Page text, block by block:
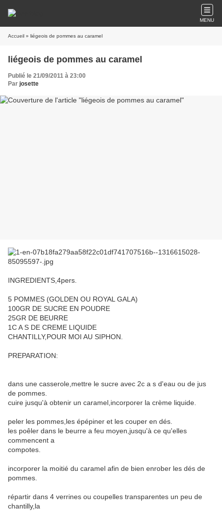
MENU
Accueil » liégeois de pommes au caramel
liégeois de pommes au caramel
Publié le 21/09/2011 à 23:00
Par josette
INGREDIENTS,4pers.
5 POMMES (GOLDEN OU ROYAL GALA)
100GR DE SUCRE EN POUDRE
25GR DE BEURRE
1C A S DE CREME LIQUIDE
CHANTILLY,POUR MOI AU SIPHON.
PREPARATION:
dans une casserole,mettre le sucre avec 2c a s d'eau ou de jus
de pommes.
cuire jusqu'à obtenir un caramel,incorporer la crème liquide.
peler les pommes,les épépiner et les couper en dés.
les poêler dans le beurre a feu moyen,jusqu'à ce qu'elles
commencent a
compotes.
incorporer la moitié du caramel afin de bien enrober les dés de
pommes.
répartir dans 4 verrines ou coupelles transparentes un peu de
chantilly,la